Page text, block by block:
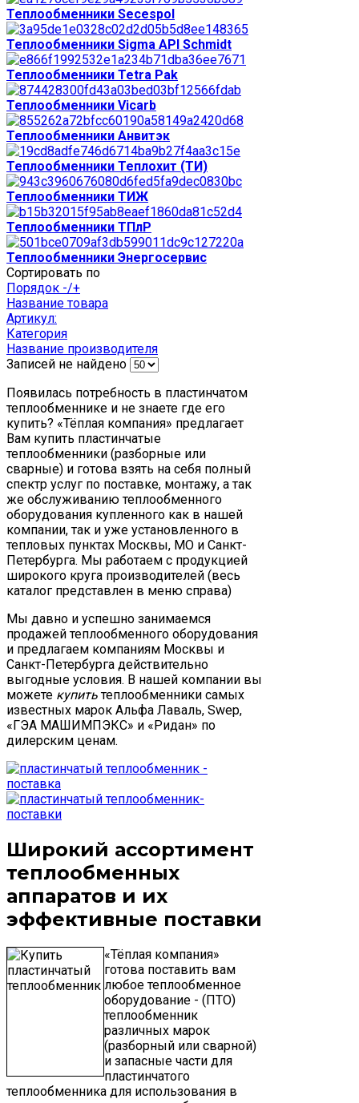
Теплообменники Secespol
Теплообменники Sigma API Schmidt
Теплообменники Tetra Pak
Теплообменники Vicarb
Теплообменники Анвитэк
Теплообменники Теплохит (ТИ)
Теплообменники ТИЖ
Теплообменники ТПлР
Теплообменники Энергосервис
Сортировать по
Порядок -/+
Название товара
Артикул:
Категория
Название производителя
Записей не найдено
Появилась потребность в пластинчатом
теплообменнике и не знаете где его
купить? «Тёплая компания» предлагает
Вам купить пластинчатые
теплообменники (разборные или
сварные) и готова взять на себя полный
спектр услуг по поставке, монтажу, а так
же обслуживанию теплообменного
оборудования купленного как в нашей
компании, так и уже установленного в
тепловых пунктах Москвы, МО и Санкт-
Петербурга. Мы работаем с продукцией
широкого круга производителей (весь
каталог представлен в меню справа)
Мы давно и успешно занимаемся
продажей теплообменного оборудования
и предлагаем компаниям Москвы и
Санкт-Петербурга действительно
выгодные условия. В нашей компании вы
можете купитьтеплообменники самых
известных марок Альфа Лаваль, Swep,
«ГЭА МАШИМПЭКС» и «Ридан» по
дилерским ценам.
Широкий ассортимент
теплообменных
аппаратов и их
эффективные поставки
«Тёплая компания»
готова поставить вам
любое теплообменное
оборудование - (ПТО)
теплообменник
различных марок
(разборный или сварной)
и запасные части для
пластинчатого
теплообменника для использования в